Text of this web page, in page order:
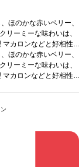
ほのかな赤いベリー、
リーミーな味わいは、
マカロンなどと好相性
ーガニック
ほのかな赤いベリー、
リーミーな味わいは、
マカロンなどと好相性